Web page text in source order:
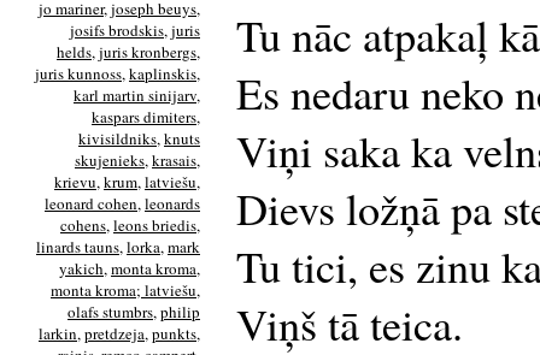
jo mariner,joseph beuys,
josifs brodskis,juris
helds,juris kronbergs,
juris kunnoss,kaplinskis,
karl martin sinijarv,
kaspars dimiters,
kivisildniks,knuts
skujenieks,krasais,
krievu,krum,latviešu,
leonard cohen,leonards
cohens,leons briedis,
linards tauns,lorka,mark
yakich,monta kroma,
monta kroma; latviešu,
olafs stumbrs,philip
larkin,pretdzeja,punkts,
Tu nāc atpakaļ
Es nedaru neko
Viņi saka ka
Dievs ložņā pa
Tu tici, es zinu
Viņš tā teica.